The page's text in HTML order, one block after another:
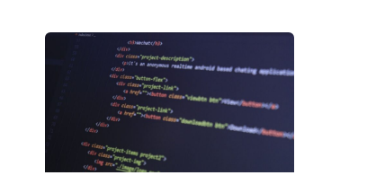
О
ВЕНЧУРНОМ
ФИНАНСИРОВАНИИ